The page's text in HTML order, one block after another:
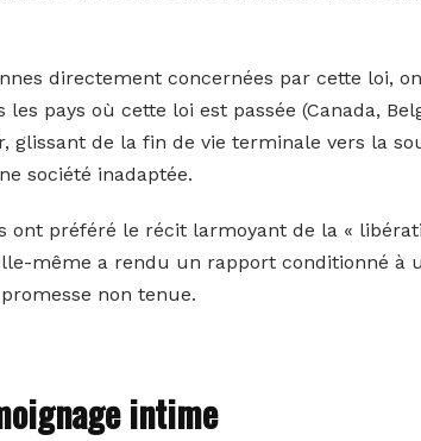
directement concernées par cette loi,
pays où cette loi est passée (Canada,
glissant de la fin de vie terminale vers la
société inadaptée.
ont préféré le récit larmoyant de la «
même a rendu un rapport conditionné à
non tenue.
intime